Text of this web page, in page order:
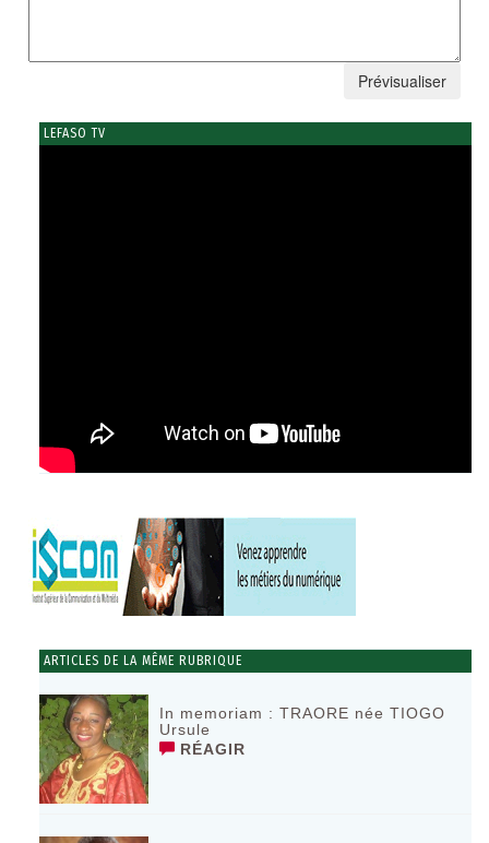
LEFASO TV
ARTICLES DE LA MÊME RUBRIQUE
In memoriam : TRAORE née TIOGO
Ursule
RÉAGIR